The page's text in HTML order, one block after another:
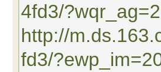
4fd3/
http://
fd3/